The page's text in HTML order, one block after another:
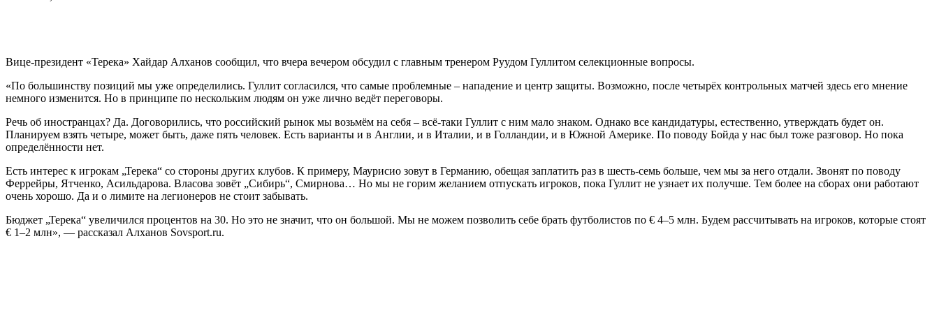
Вице-президент «Терека» Хайдар Алханов сообщил, что вчера вечером обсудил с главным тренером Руудом Гуллитом селекционные вопросы.
«По большинству позиций мы уже определились. Гуллит согласился, что самые проблемные – нападение и центр защиты. Возможно, после четырёх контрольных матчей здесь его мнение
немного изменится. Но в принципе по нескольким людям он уже лично ведёт переговоры.
Речь об иностранцах? Да. Договорились, что российский рынок мы возьмём на себя – всё-таки Гуллит с ним мало знаком. Однако все кандидатуры, естественно, утверждать будет он.
Планируем взять четыре, может быть, даже пять человек. Есть варианты и в Англии, и в Италии, и в Голландии, и в Южной Америке. По поводу Бойда у нас был тоже разговор. Но пока
определённости нет.
Есть интерес к игрокам „Терека“ со стороны других клубов. К примеру, Маурисио зовут в Германию, обещая заплатить раз в шесть-семь больше, чем мы за него отдали. Звонят по поводу
Феррейры, Ятченко, Асильдарова. Власова зовёт „Сибирь“, Смирнова… Но мы не горим желанием отпускать игроков, пока Гуллит не узнает их получше. Тем более на сборах они работают
очень хорошо. Да и о лимите на легионеров не стоит забывать.
Бюджет „Терека“ увеличился процентов на 30. Но это не значит, что он большой. Мы не можем позволить себе брать футболистов по € 4–5 млн. Будем рассчитывать на игроков, которые стоят
€ 1–2 млн», — рассказал Алханов Sovsport.ru.